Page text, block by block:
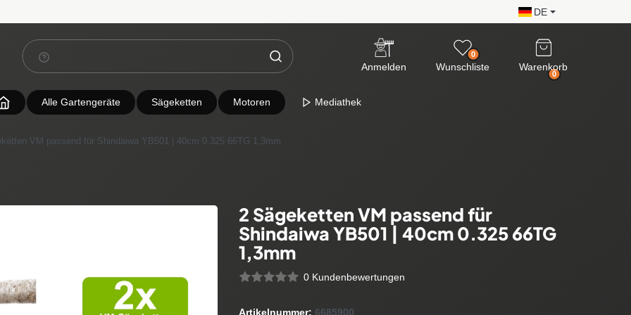
DE
Anmelden
0
Wunschliste
0
Warenkorb
Alle Gartengeräte Sägeketten Motoren Mediathek
VM passend für Shindaiwa YB501 | 40cm 0.325 66TG 1,3mm
2 Sägeketten VM passend für
Shindaiwa YB501 | 40cm 0.325 66TG
1,3mm
0 Kundenbewertungen
Artikelnummer: 6685900